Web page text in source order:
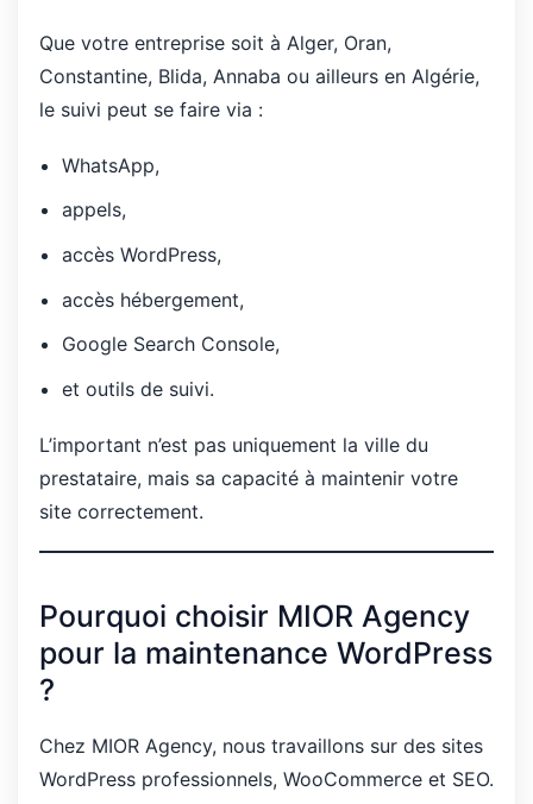
Que votre entreprise soit à Alger, Oran,
Constantine, Blida, Annaba ou ailleurs en Algérie,
le suivi peut se faire via :
WhatsApp,
appels,
accès WordPress,
accès hébergement,
Google Search Console,
et outils de suivi.
L’important n’est pas uniquement la ville du
prestataire, mais sa capacité à maintenir votre
site correctement.
Pourquoi choisir MIOR Agency
pour la maintenance WordPress
?
Chez MIOR Agency, nous travaillons sur des sites
WordPress professionnels, WooCommerce et SEO.